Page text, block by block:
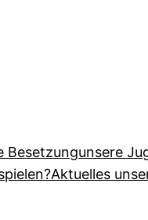
Besetzungunsere
Aktuelles